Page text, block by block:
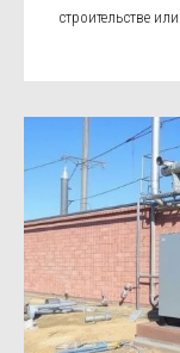
строительстве